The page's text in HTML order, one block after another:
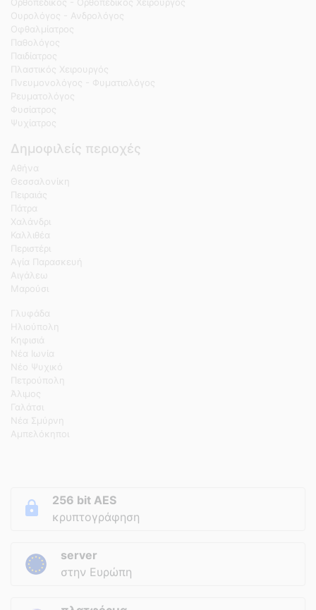
Ουρολόγος - Ανδρολόγος
Οφθαλμίατρος
Παθολόγος
Παιδίατρος
Πλαστικός Χειρουργός
Πνευμονολόγος - Φυματιολόγος
Ρευματολόγος
Φυσίατρος
Ψυχίατρος
Δημοφιλείς περιοχές
Αθήνα
Θεσσαλονίκη
Πειραιάς
Πάτρα
Χαλάνδρι
Καλλιθέα
Περιστέρι
Αγία Παρασκευή
Αιγάλεω
Μαρούσι
Γλυφάδα
Ηλιούπολη
Κηφισιά
Νέα Ιωνία
Νέο Ψυχικό
Πετρούπολη
Άλιμος
Γαλάτσι
Νέα Σμύρνη
Αμπελόκηποι
256 bit AES
κρυπτογράφηση
server
στην Ευρώπη